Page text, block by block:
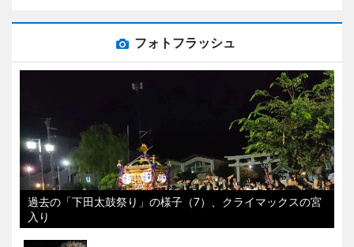
フォトフラッシュ
過去の「下田太鼓祭り」の様子（7）、クライマックスの宮
入り